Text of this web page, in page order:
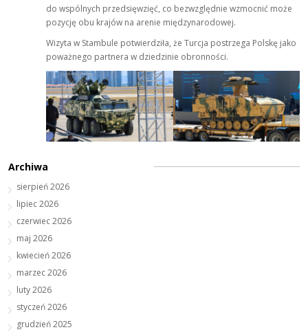
do wspólnych przedsięwzięć, co bezwzględnie wzmocnić może
pozycję obu krajów na arenie międzynarodowej.
Wizyta w Stambule potwierdziła, że Turcja postrzega Polskę jako
poważnego partnera w dziedzinie obronności.
Archiwa
sierpień 2026
lipiec 2026
czerwiec 2026
maj 2026
kwiecień 2026
marzec 2026
luty 2026
styczeń 2026
grudzień 2025